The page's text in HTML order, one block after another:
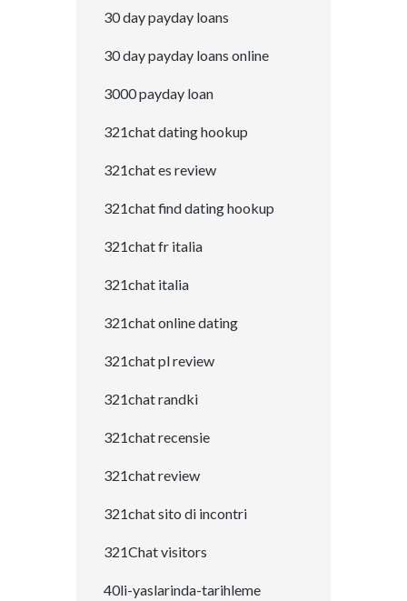
30 day payday loans
30 day payday loans online
3000 payday loan
321chat dating hookup
321chat es review
321chat find dating hookup
321chat fr italia
321chat italia
321chat online dating
321chat pl review
321chat randki
321chat recensie
321chat review
321chat sito di incontri
321Chat visitors
40li-yaslarinda-tarihleme